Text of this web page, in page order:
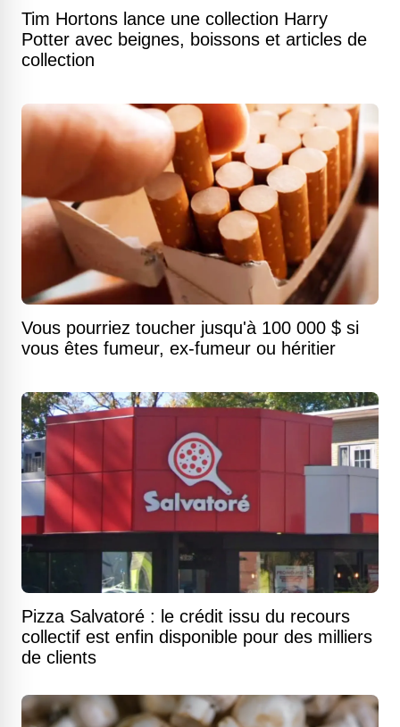
Tim Hortons lance une collection Harry
Potter avec beignes, boissons et articles de
collection
Vous pourriez toucher jusqu'à 100 000 $ si
vous êtes fumeur, ex-fumeur ou héritier
Pizza Salvatoré : le crédit issu du recours
collectif est enfin disponible pour des milliers
de clients